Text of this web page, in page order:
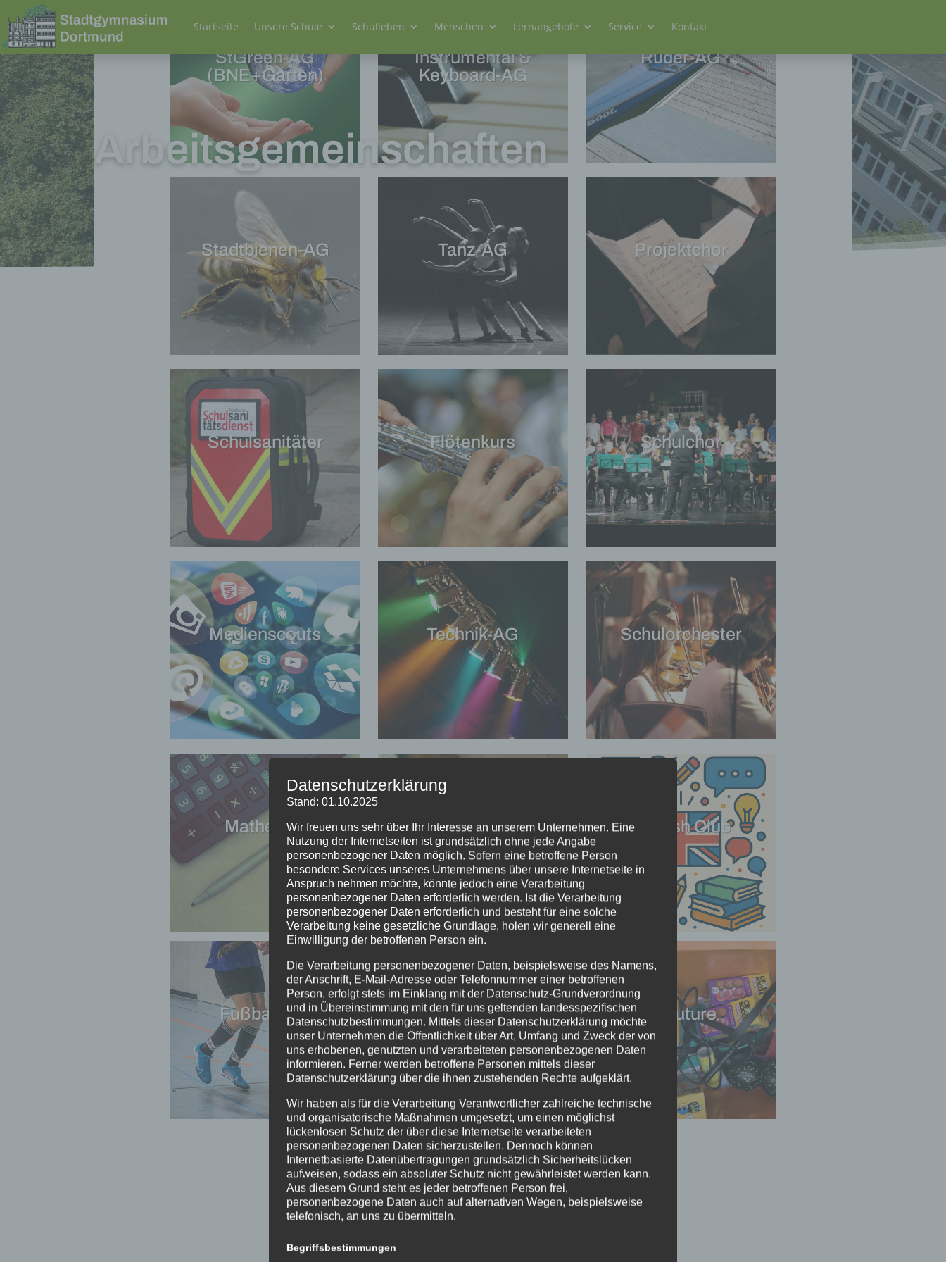
Startseite Unsere Schule Schulleben Menschen Lernangebote Service Kontakt
Arbeitsgemeinschaften
StGreen-AG
(BNE+Garten)
Instrumental &
Keyboard-AG
Ruder-AG
Stadtbienen-AG Tanz-AG Projektchor
Schulsanitäter Flötenkurs Schulchor
Medienscouts Technik-AG Schulorchester
Mathe-AG
Fußball-AG
Filmkurs
Emotionswerkstatt
Cambridge
Certificate
English Club
fit4future
Datenschutzerklärung
Stand: 01.10.2025
Wir freuen uns sehr über Ihr Interesse an unserem Unternehmen. Eine
Nutzung der Internetseiten ist grundsätzlich ohne jede Angabe
personenbezogener Daten möglich. Sofern eine betroffene Person
besondere Services unseres Unternehmens über unsere Internetseite in
Anspruch nehmen möchte, könnte jedoch eine Verarbeitung
personenbezogener Daten erforderlich werden. Ist die Verarbeitung
personenbezogener Daten erforderlich und besteht für eine solche
Verarbeitung keine gesetzliche Grundlage, holen wir generell eine
Einwilligung der betroffenen Person ein.
Die Verarbeitung personenbezogener Daten, beispielsweise des Namens,
der Anschrift, E-Mail-Adresse oder Telefonnummer einer betroffenen
Person, erfolgt stets im Einklang mit der Datenschutz-Grundverordnung
und in Übereinstimmung mit den für uns geltenden landesspezifischen
Datenschutzbestimmungen. Mittels dieser Datenschutzerklärung möchte
unser Unternehmen die Öffentlichkeit über Art, Umfang und Zweck der von
uns erhobenen, genutzten und verarbeiteten personenbezogenen Daten
informieren. Ferner werden betroffene Personen mittels dieser
Datenschutzerklärung über die ihnen zustehenden Rechte aufgeklärt.
Wir haben als für die Verarbeitung Verantwortlicher zahlreiche technische
und organisatorische Maßnahmen umgesetzt, um einen möglichst
lückenlosen Schutz der über diese Internetseite verarbeiteten
personenbezogenen Daten sicherzustellen. Dennoch können
Internetbasierte Datenübertragungen grundsätzlich Sicherheitslücken
aufweisen, sodass ein absoluter Schutz nicht gewährleistet werden kann.
Aus diesem Grund steht es jeder betroffenen Person frei,
personenbezogene Daten auch auf alternativen Wegen, beispielsweise
telefonisch, an uns zu übermitteln.
Begriffsbestimmungen